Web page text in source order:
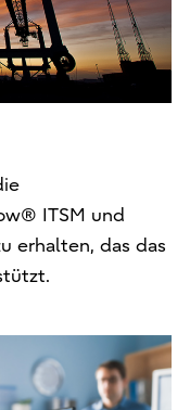
ITSM und
erhalten, das das